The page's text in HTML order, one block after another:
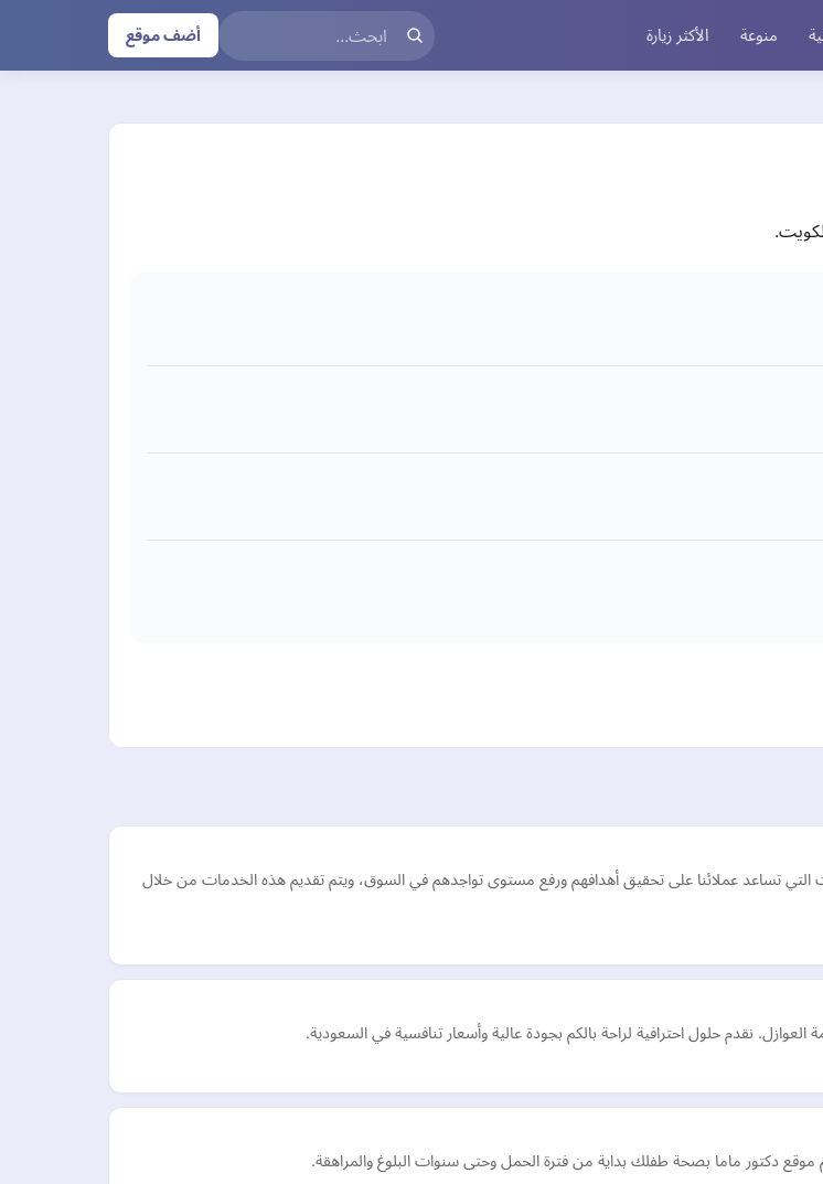
منوعة الأكثر زيارة أضف موقع
تساعد عملائنا على تحقيق أهدافهم ورفع مستوى تواجدهم في السوق، ويتم تقديم هذه الخدمات من خلال
نقدم حلول احترافية لراحة بالكم بجودة عالية وأسعار تنافسية في السعودية.
دكتور ماما بصحة طفلك بداية من فترة الحمل وحتى سنوات البلوغ والمراهقة.